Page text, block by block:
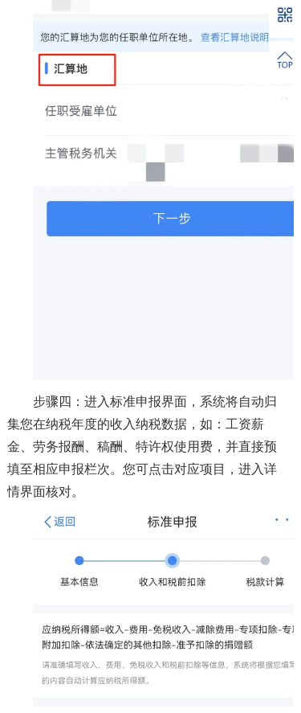
步骤四：进入标准申报界面，系统将自动归
集您在纳税年度的收入纳税数据，如：工资薪
金、劳务报酬、稿酬、特许权使用费，并直接预
填至相应申报栏次。您可点击对应项目，进入详
情界面核对。